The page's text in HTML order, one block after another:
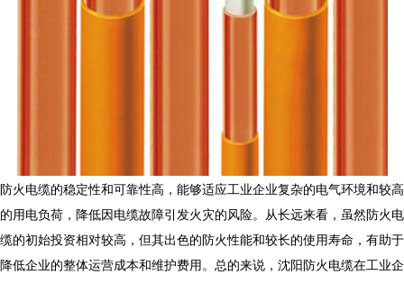
防火电缆的稳定性和可靠性高，能够适应工业企业复杂的电气环境和较高
的用电负荷，降低因电缆故障引发火灾的风险。从长远来看，虽然防火电
缆的初始投资相对较高，但其出色的防火性能和较长的使用寿命，有助于
降低企业的整体运营成本和维护费用。总的来说，沈阳防火电缆在工业企